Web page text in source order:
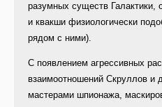
разумных существ Галактики,
и квакши физиологически
рядом с ними).
С появлением агрессивных
взаимоотношений Скруллов и
мастерами шпионажа,